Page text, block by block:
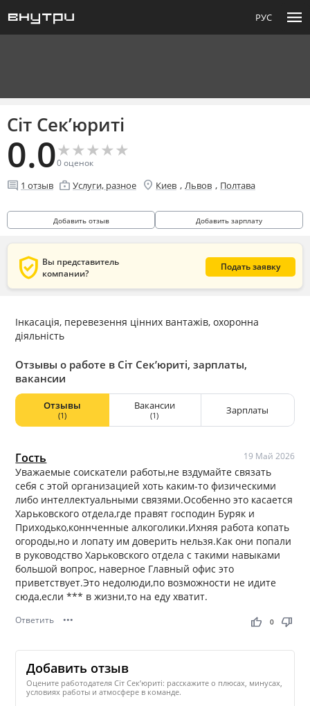
РУС menu
Сіт Сек’юриті
0.0★
★★
★★
★★
★★
★
0оценок
comment 1 отзыв enterprise Услуги, разное location_on Киев , Львов , Полтава
Добавить отзыв Добавить зарплату
verified_user Вы представитель
компании?
Подать заявку
Інкасація, перевезення цінних вантажів, охоронна
діяльність
Отзывы о работе в Сіт Сек’юриті, зарплаты,
вакансии
Отзывы
(1)
Вакансии
(1) Зарплаты
Гость 19 Май 2026
Уважаемые соискатели работы,не вздумайте связать
себя с этой организацией хоть каким-то физическими
либо интеллектуальными связями.Особенно это касается
Харьковского отдела,где правят господин Буряк и
Приходько,коннченные алкоголики.Ихняя работа копать
огороды,но и лопату им доверить нельзя.Как они попали
в руководство Харьковского отдела с такими навыками
большой вопрос, наверное Главный офис это
приветствует.Это недолюди,по возможности не идите
сюда,если *** в жизни,то на еду хватит.
Ответить ••• thumb_up thumb_down
0
Добавить отзыв
Оцените работодателя Сіт Сек’юриті: расскажите о плюсах, минусах,
условиях работы и атмосфере в команде.